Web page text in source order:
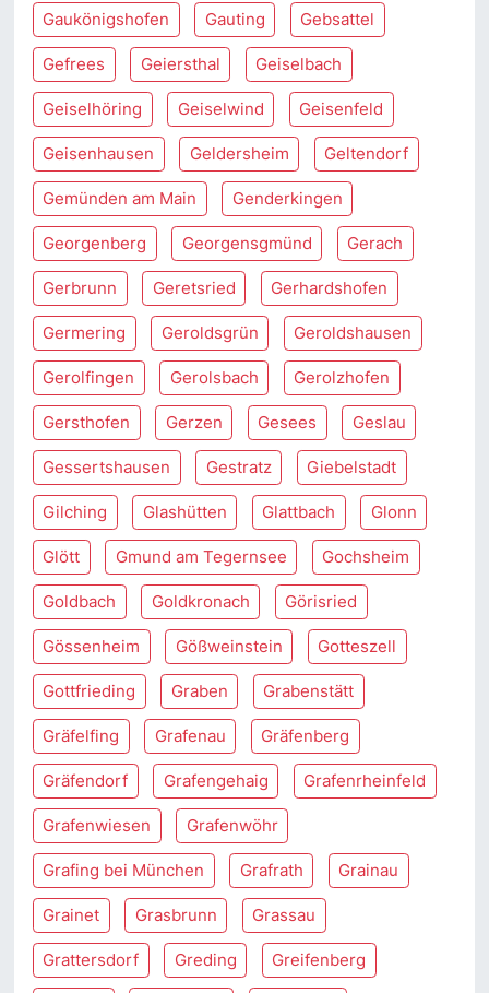
Gaukönigshofen Gauting Gebsattel
Gefrees Geiersthal Geiselbach
Geiselhöring Geiselwind Geisenfeld
Geisenhausen Geldersheim Geltendorf
Gemünden am Main Genderkingen
Georgenberg Georgensgmünd Gerach
Gerbrunn Geretsried Gerhardshofen
Germering Geroldsgrün Geroldshausen
Gerolfingen Gerolsbach Gerolzhofen
Gersthofen Gerzen Gesees Geslau
Gessertshausen Gestratz Giebelstadt
Gilching Glashütten Glattbach Glonn
Glött Gmund am Tegernsee Gochsheim
Goldbach Goldkronach Görisried
Gössenheim Gößweinstein Gotteszell
Gottfrieding Graben Grabenstätt
Gräfelfing Grafenau Gräfenberg
Gräfendorf Grafengehaig Grafenrheinfeld
Grafenwiesen Grafenwöhr
Grafing bei München Grafrath Grainau
Grainet Grasbrunn Grassau
Grattersdorf Greding Greifenberg